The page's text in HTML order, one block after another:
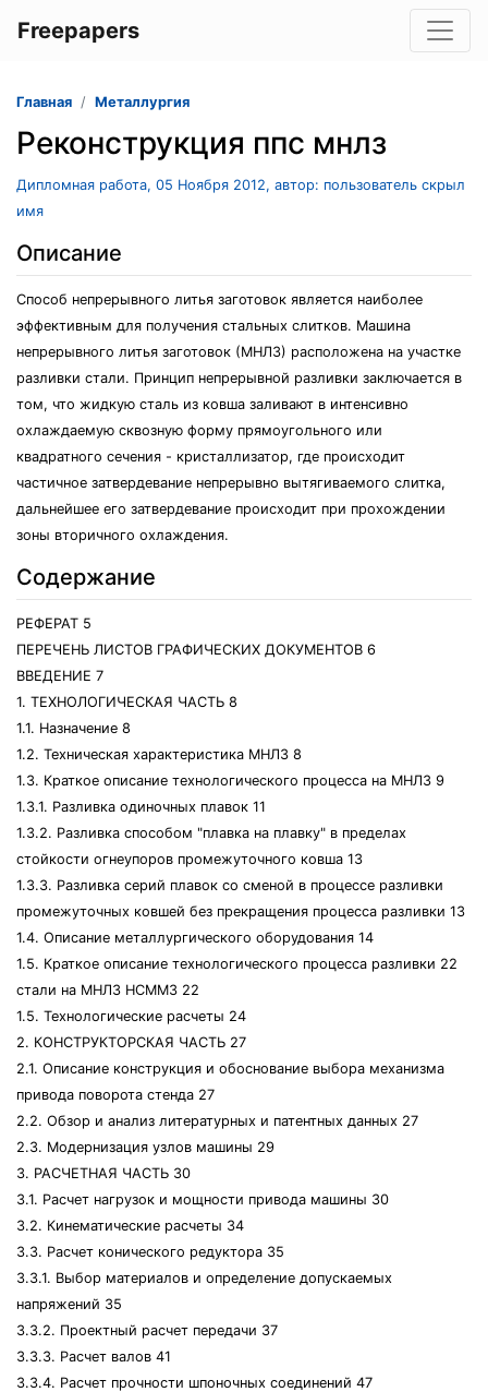
Freepapers
Главная Металлургия
Реконструкция ппс мнлз
Дипломная работа, 05 Ноября 2012, автор: пользователь скрыл
имя
Описание
Способ непрерывного литья заготовок является наиболее
эффективным для получения стальных слитков. Машина
непрерывного литья заготовок (МНЛЗ) расположена на участке
разливки стали. Принцип непрерывной разливки заключается в
том, что жидкую сталь из ковша заливают в интенсивно
охлаждаемую сквозную форму прямоугольного или
квадратного сечения - кристаллизатор, где происходит
частичное затвердевание непрерывно вытягиваемого слитка,
дальнейшее его затвердевание происходит при прохождении
зоны вторичного охлаждения.
Содержание
РЕФЕРАТ 5
ПЕРЕЧЕНЬ ЛИСТОВ ГРАФИЧЕСКИХ ДОКУМЕНТОВ 6
ВВЕДЕНИЕ 7
1. ТЕХНОЛОГИЧЕСКАЯ ЧАСТЬ 8
1.1. Назначение 8
1.2. Техническая характеристика МНЛЗ 8
1.3. Краткое описание технологического процесса на МНЛЗ 9
1.3.1. Разливка одиночных плавок 11
1.3.2. Разливка способом "плавка на плавку" в пределах
стойкости огнеупоров промежуточного ковша 13
1.3.3. Разливка серий плавок со сменой в процессе разливки
промежуточных ковшей без прекращения процесса разливки 13
1.4. Описание металлургического оборудования 14
1.5. Краткое описание технологического процесса разливки 22
стали на МНЛЗ НСММЗ 22
1.5. Технологические расчеты 24
2. КОНСТРУКТОРСКАЯ ЧАСТЬ 27
2.1. Описание конструкция и обоснование выбора механизма
привода поворота стенда 27
2.2. Обзор и анализ литературных и патентных данных 27
2.3. Модернизация узлов машины 29
3. РАСЧЕТНАЯ ЧАСТЬ 30
3.1. Расчет нагрузок и мощности привода машины 30
3.2. Кинематические расчеты 34
3.3. Расчет конического редуктора 35
3.3.1. Выбор материалов и определение допускаемых
напряжений 35
3.3.2. Проектный расчет передачи 37
3.3.3. Расчет валов 41
3.3.4. Расчет прочности шпоночных соединений 47